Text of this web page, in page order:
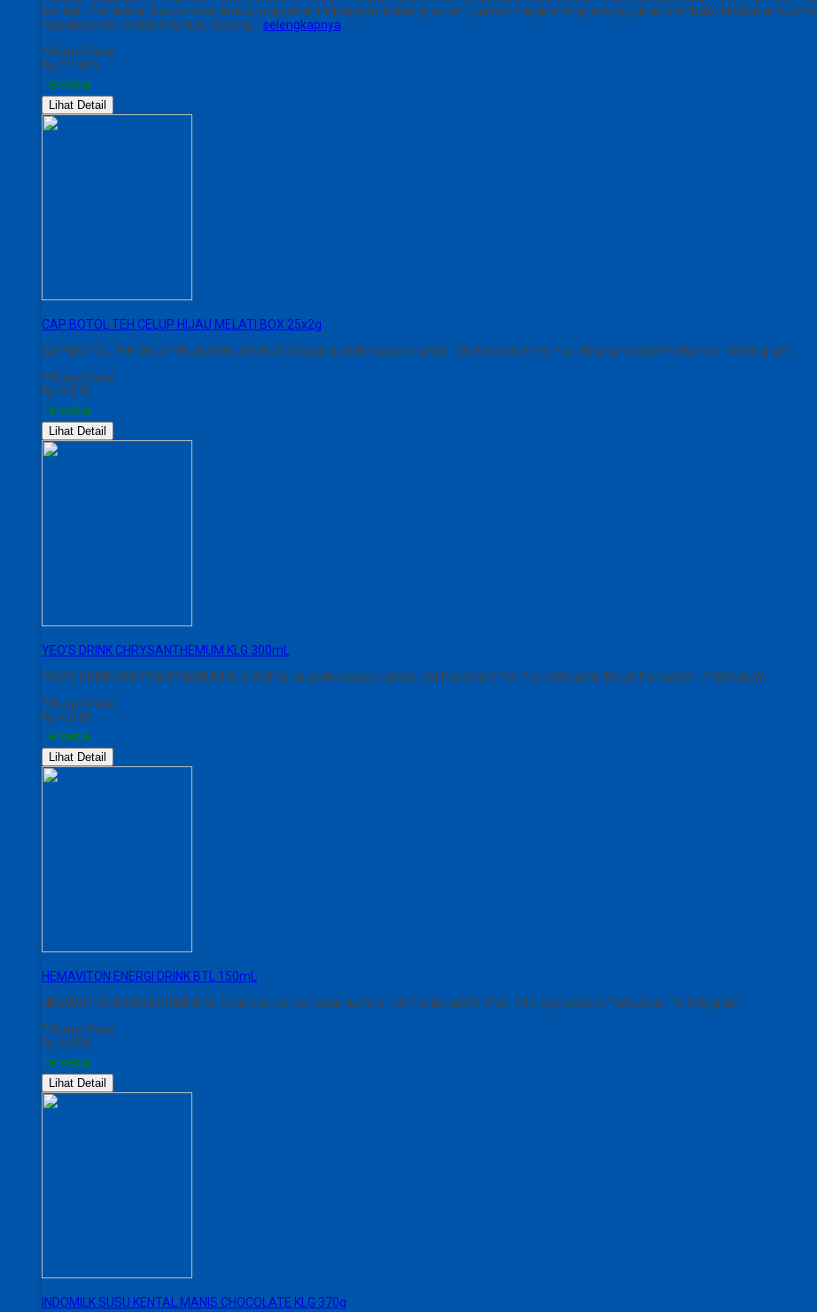
berikut : Pembelian bisa eceran ataupun grosiran Pilihan pembelian grosiran (karton) harap menghubungi pihak Sembako Medan untuk
tanyakan stok terlebih dahulu. Barang… selengkapnya
*Harga Mulai
Rp 22.900
Tersedia
Lihat Detail
CAP BOTOL TEH CELUP HIJAU MELATI BOX 25x2g
CAP BOTOL TEH CELUP HIJAU MELATI BOX 25x2g Isi perkemasan karton : 50 Pcs Berat Per Pcs : 80 gram Berat Perkarton : 4.000 gram
*Harga Mulai
Rp 9.570
Tersedia
Lihat Detail
YEO’S DRINK CHRYSANTHEMUM KLG 300mL
YEO’S DRINK CHRYSANTHEMUM KLG 300mL Isi perkemasan karton : 24 Pcs Berat Per Pcs : 325 gram Berat Perkarton : 7.800 gram
*Harga Mulai
Rp 6.518
Tersedia
Lihat Detail
HEMAVITON ENERGI DRINK BTL 150mL
HEMAVITON ENERGI DRINK BTL 150mL Isi perkemasan karton : 50 Pcs Berat Per Pcs : 310 gram Berat Perkarton : 15.500 gram
*Harga Mulai
Rp 6.050
Tersedia
Lihat Detail
INDOMILK SUSU KENTAL MANIS CHOCOLATE KLG 370g